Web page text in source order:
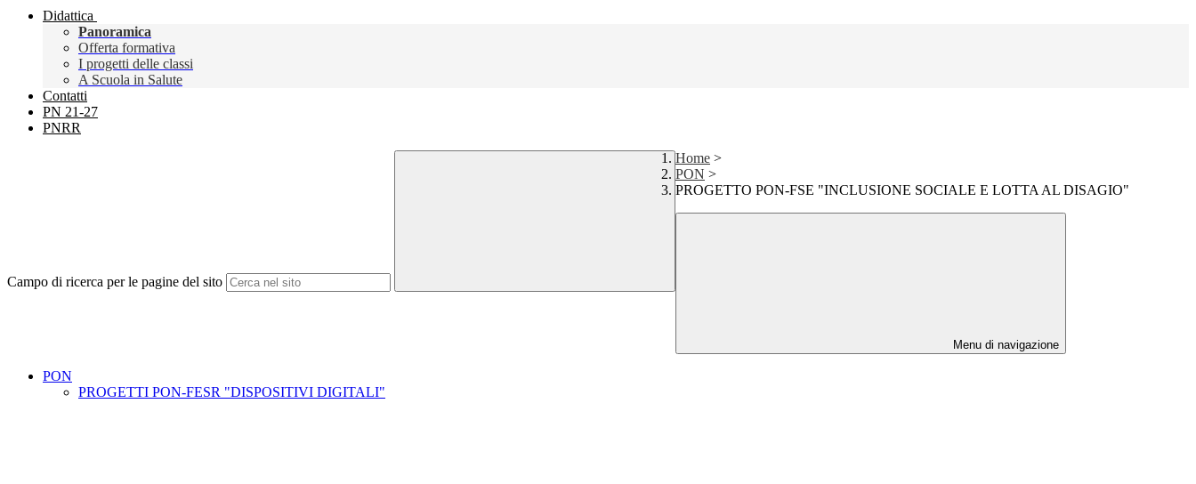
Didattica
Panoramica
Offerta formativa
I progetti delle classi
A Scuola in Salute
Contatti
PN 21-27
PNRR
Campo di ricerca per le pagine del sito
Home >
PON >
PROGETTO PON-FSE "INCLUSIONE SOCIALE E LOTTA AL DISAGIO"
Menu di navigazione
PON
PROGETTI PON-FESR "DISPOSITIVI DIGITALI"